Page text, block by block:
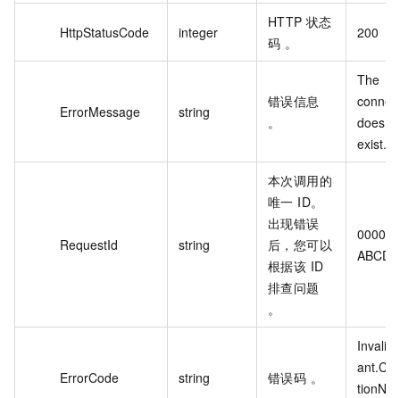
HttpStatusCode integer
HTTP 状态
码 。
200
ErrorMessage string
错误信息
。
The
does
exist.
RequestId string
本次调用的
唯一 ID。
出现错误
后，您可以
根据该 ID
排查问题
。
0000-
ABCD-
ErrorCode string 错误码 。